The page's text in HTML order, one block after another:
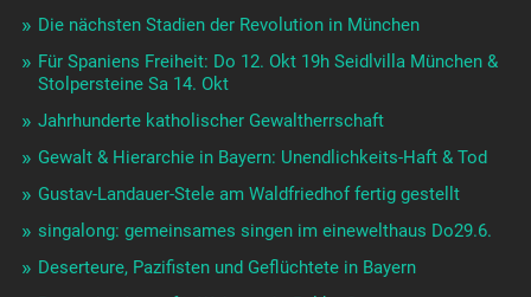
Die nächsten Stadien der Revolution in München
Für Spaniens Freiheit: Do 12. Okt 19h Seidlvilla München &
Stolpersteine Sa 14. Okt
Jahrhunderte katholischer Gewaltherrschaft
Gewalt & Hierarchie in Bayern: Unendlichkeits-Haft & Tod
Gustav-Landauer-Stele am Waldfriedhof fertig gestellt
singalong: gemeinsames singen im einewelthaus Do29.6.
Deserteure, Pazifisten und Geflüchtete in Bayern